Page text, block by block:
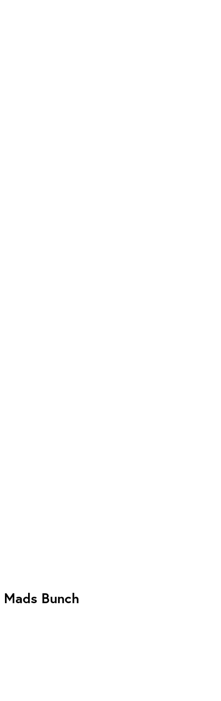
Mads Bunch